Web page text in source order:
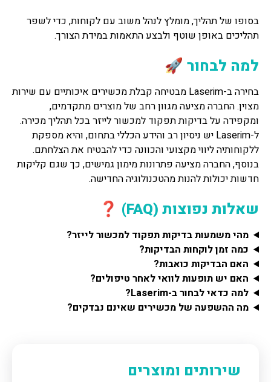
בסופו של תהליך, מומלץ לנהל משוב עם לקוחות, כדי לשפר
תהליכים באופן שוטף ולבצע התאמות במידת הצורך.
למה לבחור 🚀
בחירה ב-Laserim מבטיחה קבלת מכשירים איכותיים עם שירות
מצוין. החברה מציעה מגוון רחב של מוצרים מתקדמים,
ומקפידה על בדיקות תפקוד למכשור לייזר בכל תהליך מכירה.
ל-Laserim יש ניסיון רב והידע הכללי בתחום, והיא מספקת
ללקוחותיה ליווי מקצועי והכוונה כדי להבטיח את הצלחתם.
בנוסף, החברה מציעה פתרונות מימון גמישים, כך שגם קליקות
חדשות יכולות להנות מהטכנולוגיה החדישה.
שאלות נפוצות (FAQ) ❓
מהי משמעות בדיקות תפקוד למכשור לייזר?
כמה זמן לוקחות הבדיקות?
האם הבדיקות כואבות?
האם יש תופעות לוואי לאחר טיפולים?
למה כדאי לבחור ב-Laserim?
מה ההשפעה של מכשירים שאינם נבדקים?
שירותים ומוצרים